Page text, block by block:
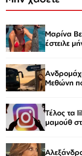
Μαρίνα
έστειλε
Μεθώνη
Τέλος τα
μαμούθ